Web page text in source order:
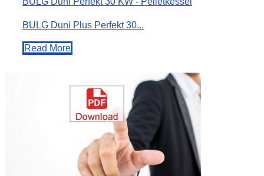
BULG Duni Plus Perfekt 30...
Read More